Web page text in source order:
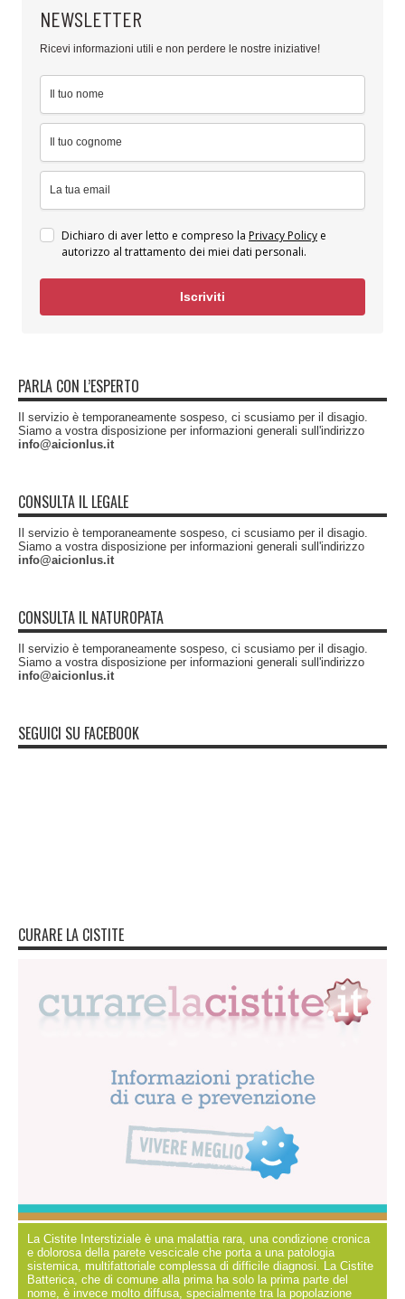
NEWSLETTER
Ricevi informazioni utili e non perdere le nostre iniziative!
Dichiaro di aver letto e compreso la Privacy Policy e
autorizzo al trattamento dei miei dati personali.
Iscriviti
PARLA CON L’ESPERTO
Il servizio è temporaneamente sospeso, ci scusiamo per il disagio.
Siamo a vostra disposizione per informazioni generali sull'indirizzo
info@aicionlus.it
CONSULTA IL LEGALE
Il servizio è temporaneamente sospeso, ci scusiamo per il disagio.
Siamo a vostra disposizione per informazioni generali sull'indirizzo
info@aicionlus.it
CONSULTA IL NATUROPATA
Il servizio è temporaneamente sospeso, ci scusiamo per il disagio.
Siamo a vostra disposizione per informazioni generali sull'indirizzo
info@aicionlus.it
SEGUICI SU FACEBOOK
CURARE LA CISTITE
La Cistite Interstiziale è una malattia rara, una condizione cronica
e dolorosa della parete vescicale che porta a una patologia
sistemica, multifattoriale complessa di difficile diagnosi. La Cistite
Batterica, che di comune alla prima ha solo la prima parte del
nome, è invece molto diffusa, specialmente tra la popolazione